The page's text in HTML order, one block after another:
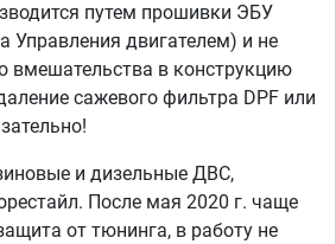
путем прошивки ЭБУ
Управления двигателем) и не
вмешательства в конструкцию
сажевого фильтра DPF или
и дизельные ДВС,
После мая 2020 г. чаще
от тюнинга, в работу не